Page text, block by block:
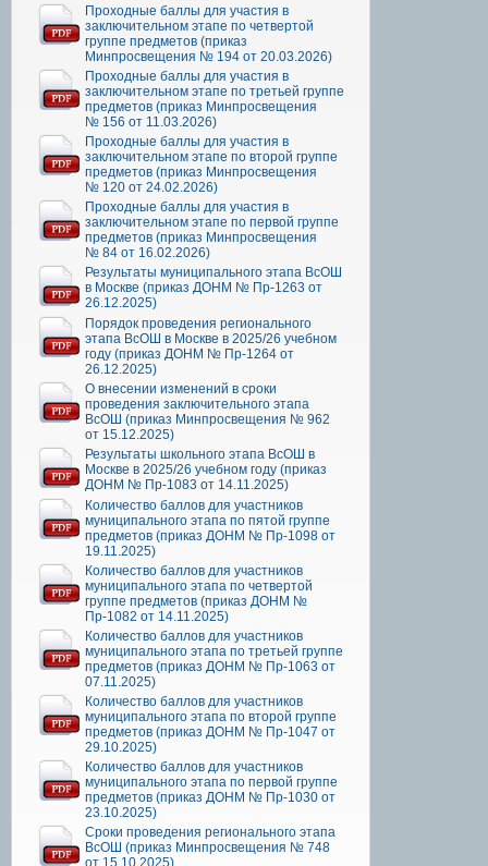
Проходные баллы для участия в
заключительном этапе по четвертой
группе предметов (приказ
Минпросвещения № 194 от 20.03.2026)
Проходные баллы для участия в
заключительном этапе по третьей группе
предметов (приказ Минпросвещения
№ 156 от 11.03.2026)
Проходные баллы для участия в
заключительном этапе по второй группе
предметов (приказ Минпросвещения
№ 120 от 24.02.2026)
Проходные баллы для участия в
заключительном этапе по первой группе
предметов (приказ Минпросвещения
№ 84 от 16.02.2026)
Результаты муниципального этапа ВсОШ
в Москве (приказ ДОНМ № Пр-1263 от
26.12.2025)
Порядок проведения регионального
этапа ВсОШ в Москве в 2025/26 учебном
году (приказ ДОНМ № Пр-1264 от
26.12.2025)
О внесении изменений в сроки
проведения заключительного этапа
ВсОШ (приказ Минпросвещения № 962
от 15.12.2025)
Результаты школьного этапа ВсОШ в
Москве в 2025/26 учебном году (приказ
ДОНМ № Пр-1083 от 14.11.2025)
Количество баллов для участников
муниципального этапа по пятой группе
предметов (приказ ДОНМ № Пр-1098 от
19.11.2025)
Количество баллов для участников
муниципального этапа по четвертой
группе предметов (приказ ДОНМ №
Пр-1082 от 14.11.2025)
Количество баллов для участников
муниципального этапа по третьей группе
предметов (приказ ДОНМ № Пр-1063 от
07.11.2025)
Количество баллов для участников
муниципального этапа по второй группе
предметов (приказ ДОНМ № Пр-1047 от
29.10.2025)
Количество баллов для участников
муниципального этапа по первой группе
предметов (приказ ДОНМ № Пр-1030 от
23.10.2025)
Сроки проведения регионального этапа
ВсОШ (приказ Минпросвещения № 748
от 15.10.2025)